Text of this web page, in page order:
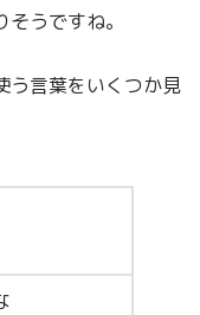
うですね。
う言葉をいくつか見